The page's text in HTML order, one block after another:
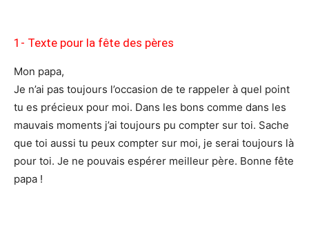
1- Texte pour la fête des pères
Mon papa,
Je n’ai pas toujours l’occasion de te rappeler à quel point
tu es précieux pour moi. Dans les bons comme dans les
mauvais moments j’ai toujours pu compter sur toi. Sache
que toi aussi tu peux compter sur moi, je serai toujours là
pour toi. Je ne pouvais espérer meilleur père. Bonne fête
papa !